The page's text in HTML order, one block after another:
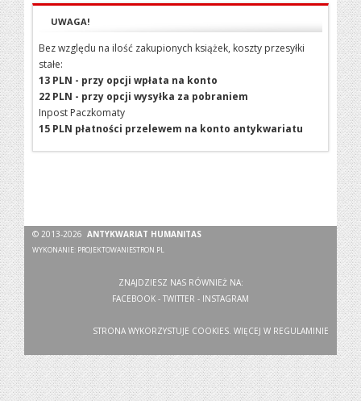
UWAGA!
Bez względu na ilość zakupionych książek, koszty przesyłki
stałe:
13 PLN - przy opcji wpłata na konto
22 PLN - przy opcji wysyłka za pobraniem
Inpost Paczkomaty
15 PLN płatności przelewem na konto antykwariatu
© 2013-2026ANTYKWARIAT HUMANITAS
WYKONANIE: PROJEKTOWANIESTRON.PL
ZNAJDZIESZ NAS RÓWNIEŻ NA:
FACEBOOK - TWITTER - INSTAGRAM
STRONA WYKORZYSTUJE COOKIES. WIĘCEJ W REGULAMINIE